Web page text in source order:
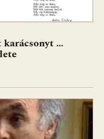
karácsonyt …